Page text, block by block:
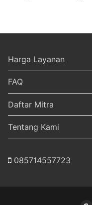
Harga Layanan
FAQ
Daftar Mitra
Tentang Kami
085714557723